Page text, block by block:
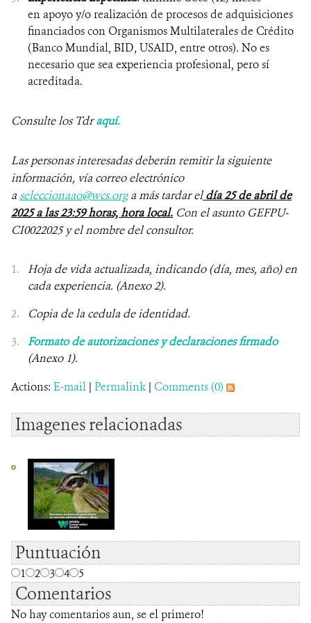
en apoyo y/o realización de procesos de adquisiciones
financiados con Organismos Multilaterales de Crédito
(Banco Mundial, BID, USAID, entre otros). No es
necesario que sea experiencia profesional, pero sí
acreditada.
Consulte los Tdraquí.
Las personas interesadas deberán remitir la siguiente
información, vía correo electrónico
a seleccionaao@wcs.orga más tardar el día 25 de abril de
2025 a las 23:59 horas, hora local. Con el asunto GEFPU-
CI0022025 y el nombre del consultor.
Hoja de vida actualizada, indicando (día, mes, año) en
cada experiencia. (Anexo 2).
Copia de la cedula de identidad.
Formato de autorizaciones y declaraciones firmado
(Anexo 1).
Actions: E-mail | Permalink | Comments (0)
Imagenes relacionadas
Puntuación
1 2 3 4 5
Comentarios
No hay comentarios aun, se el primero!